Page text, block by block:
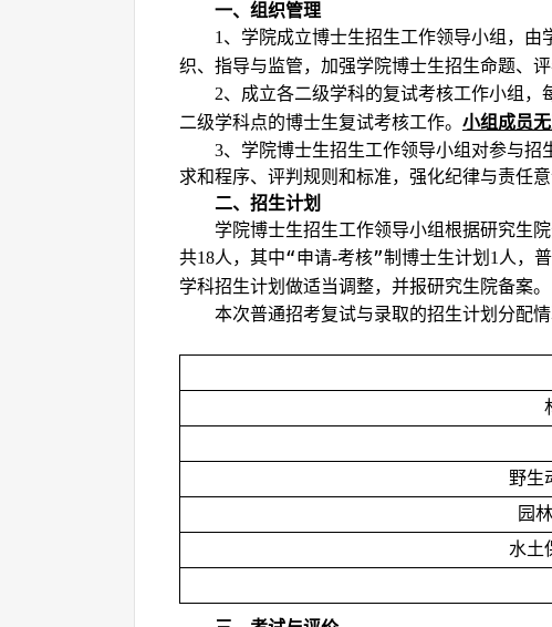
一、组织管理
1 、学院成立博士生招生工作领导小组，由
织、指导与监管，加强学院博士生招生命题、
2、成立各二级学科的复试考核工作小组，
二级学科点的博士生复试考核工作。 小组成员
3、学院博士生招生工作领导小组对参与
求和程序、评判规则和标准，强化纪律与责任
二、招生计划
学院博士生招生工作领导小组根据研究生
共18人，其中“申请-考核”制 博士生计划 1 人，
学科招生计划做适当调整，并报研究生院备案。
本次普通招考复试与录取的招生计划分配情
野生
园
水土